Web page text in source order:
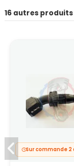
16 autres
Sur commande 2